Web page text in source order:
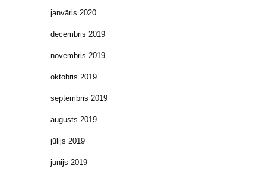
janvāris 2020
decembris 2019
novembris 2019
oktobris 2019
septembris 2019
augusts 2019
jūlijs 2019
jūnijs 2019